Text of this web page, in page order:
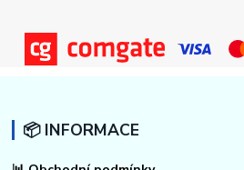
📦 INFORMACE